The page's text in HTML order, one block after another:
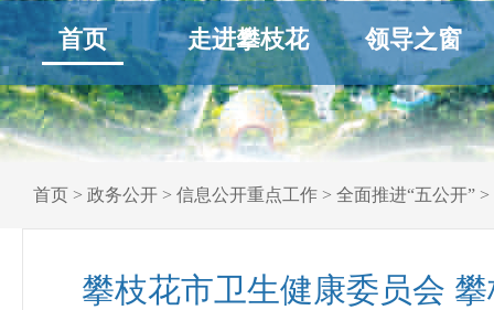
首页 走进攀枝花 领导之窗
首页 > 政务公开 > 信息公开重点工作 > 全面推进“五公开” >
攀枝花市卫生健康委员会